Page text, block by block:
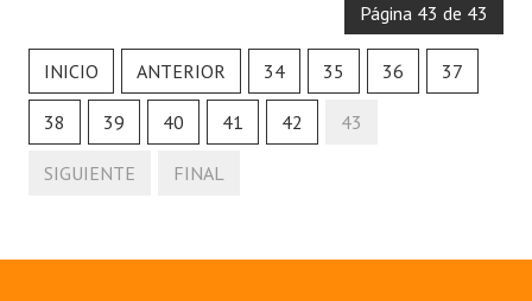
Página 43 de 43
INICIO ANTERIOR 34 35 36 37
38 39 40 41 42 43
SIGUIENTE FINAL